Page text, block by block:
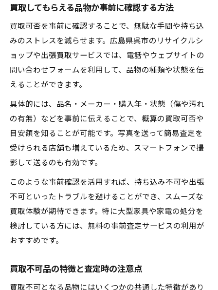
買取してもらえる品物か事前に確認する方法
買取可否を事前に確認することで、無駄な手間や持ち込
みのストレスを減らせます。広島県呉市のリサイクルシ
ョップや出張買取サービスでは、電話やウェブサイトの
問い合わせフォームを利用して、品物の種類や状態を伝
えることができます。
具体的には、品名・メーカー・購入年・状態（傷や汚れ
の有無）などを事前に伝えることで、概算の買取可否や
目安額を知ることが可能です。写真を送って簡易査定を
受けられる店舗も増えているため、スマートフォンで撮
影して送るのも有効です。
このような事前確認を活用すれば、持ち込み不可や出張
不可といったトラブルを避けることができ、スムーズな
買取体験が期待できます。特に大型家具や家電の処分を
検討している方には、無料の事前査定サービスの利用が
おすすめです。
買取不可品の特徴と査定時の注意点
買取不可となる品物にはいくつかの共通した特徴があり